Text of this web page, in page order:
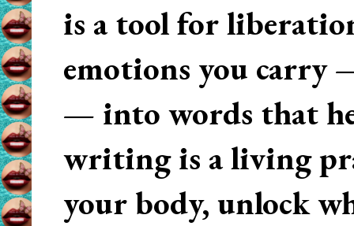
is a tool for
emotions you carry
— into words that
writing is a living
your body, unlock